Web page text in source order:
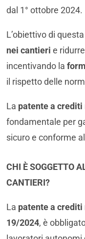
dal 1° ottobre 2024.
L’obiettivo di
nei cantieri e
incentivando la
il rispetto delle
La patente a crediti
fondamentale per
sicuro e conforme al
CHI È SOGGETTO
CANTIERI?
La patente a
19/2024, è